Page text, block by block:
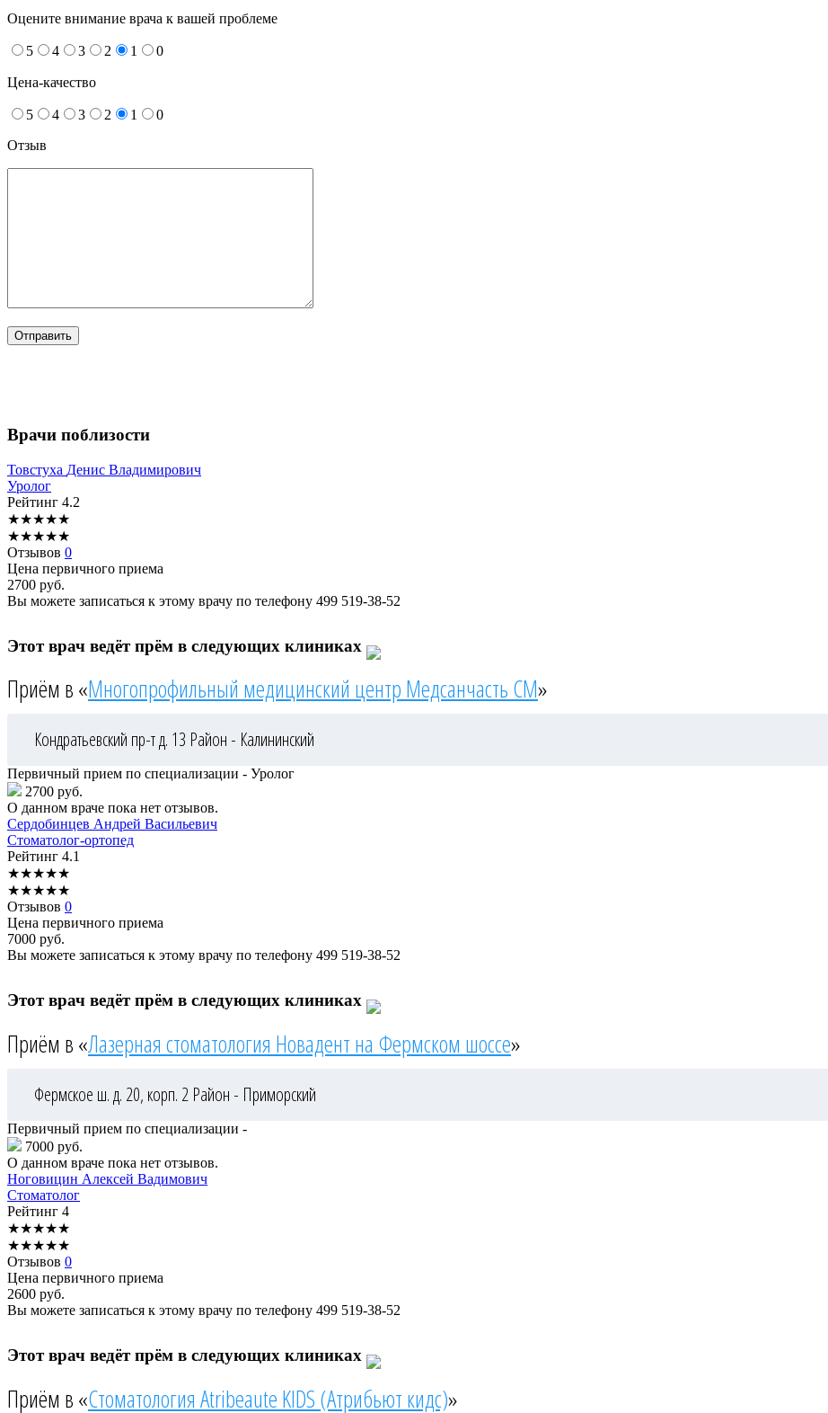
Оцените внимание врача к вашей проблеме
5 4 3 2 1 0
Цена-качество
5 4 3 2 1
0
Отзыв
Врачи поблизости
Товстуха Денис Владимирович
Уролог
Рейтинг 4.2
★★★★★
★★★★★
Отзывов 0
Цена первичного приема
2700 руб.
Вы можете записаться к этому врачу по телефону 499 519-38-52
Этот врач ведёт прём в следующих клиниках
Приём в «Многопрофильный медицинский центр Медсанчасть СМ»
Кондратьевский пр-т д. 13 Район - Калининский
Первичный прием по специализации - Уролог
2700 руб.
О данном враче пока нет отзывов.
Сердобинцев Андрей Васильевич
Стоматолог-ортопед
Рейтинг 4.1
★★★★★
★★★★★
Отзывов 0
Цена первичного приема
7000 руб.
Вы можете записаться к этому врачу по телефону 499 519-38-52
Этот врач ведёт прём в следующих клиниках
Приём в «Лазерная стоматология Новадент на Фермском шоссе»
Фермское ш. д. 20, корп. 2 Район - Приморский
Первичный прием по специализации -
7000 руб.
О данном враче пока нет отзывов.
Ноговицин Алексей Вадимович
Стоматолог
Рейтинг 4
★★★★★
★★★★★
Отзывов 0
Цена первичного приема
2600 руб.
Вы можете записаться к этому врачу по телефону 499 519-38-52
Этот врач ведёт прём в следующих клиниках
Приём в «Стоматология Atribeaute KIDS (Атрибьют кидс)»